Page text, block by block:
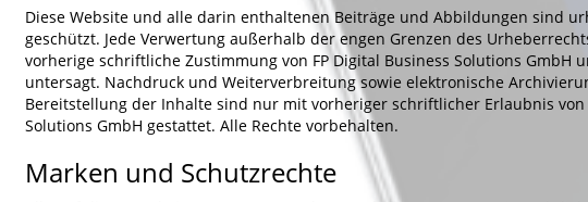
Diese Website und alle darin enthaltenen Beiträge und Abbildungen sind
geschützt. Jede Verwertung außerhalb der engen Grenzen des
vorherige schriftliche Zustimmung von FP Digital Business Solutions GmbH
untersagt. Nachdruck und Weiterverbreitung sowie elektronische
Bereitstellung der Inhalte sind nur mit vorheriger schriftlicher Erlaubnis von
Solutions GmbH gestattet. Alle Rechte vorbehalten.
Marken und Schutzrechte